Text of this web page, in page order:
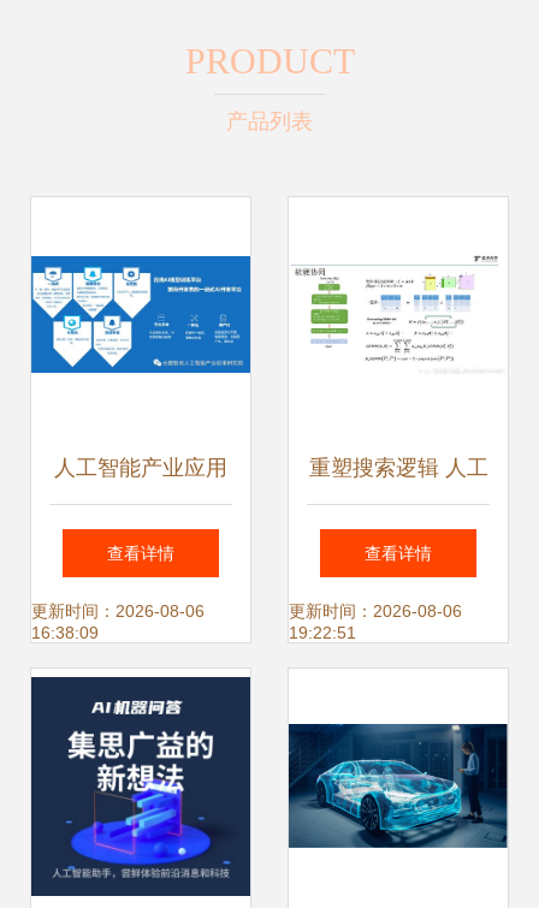
PRODUCT
产品列表
人工智能产业应用
研究院 实验室成果
与应用软件开发的
前沿探索
查看详情
更新时间：2026-08-06
16:38:09
重塑搜索逻辑 人工
智能在搜索中的深
度应用与软件开发
查看详情
更新时间：2026-08-06
19:22:51